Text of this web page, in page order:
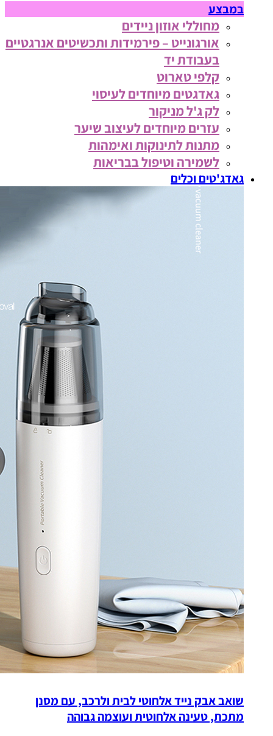
במבצע
מחוללי אוזון ניידים
אורגונייט – פירמידות ותכשיטים אנרגטיים
בעבודת יד
קלפי טארוט
גאדגטים מיוחדים לעיסוי
לק ג'ל מניקור
עזרים מיוחדים לעיצוב שיער
מתנות לתינוקות ואימהות
לשמירה וטיפול בבריאות
גאדג'טים וכלים
שואב אבק נייד אלחוטי לבית ולרכב, עם מסנן
מתכת, טעינה אלחוטית ועוצמה גבוהה